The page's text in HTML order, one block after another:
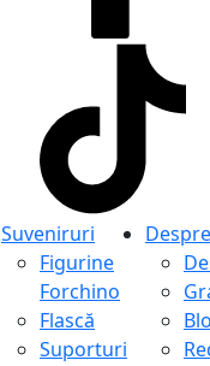
Suveniruri
Figurine
Forchino
Flască
Suporturi